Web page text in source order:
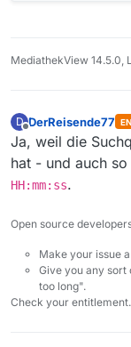
MediathekView 14.5.0,
D
Offline
DerReisende77
Ja, weil die
hat - und auch
HH:mm:ss.
Open source
Make your issue
Give you any
too long".
Check your